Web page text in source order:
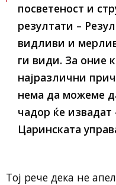
посветеност и
резултати –
видливи и
ги види. За оние
најразлични
нема да можеме
чадор ќе
Царинската
Тој рече дека не